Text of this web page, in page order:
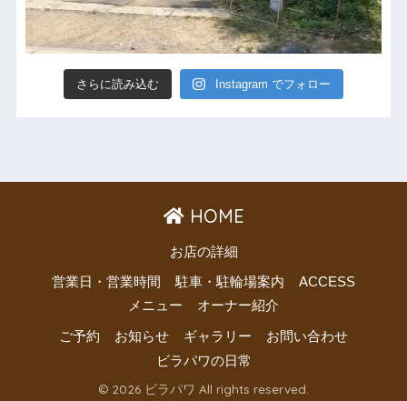
さらに読み込む Instagram でフォロー
HOME
お店の詳細
営業日・営業時間 駐車・駐輪場案内
ACCESS
メニュー
オーナー紹介
ご予約 お知らせ ギャラリー
お問い合わせ
ビラパワの日常
© 2026 ビラパワ All rights reserved.